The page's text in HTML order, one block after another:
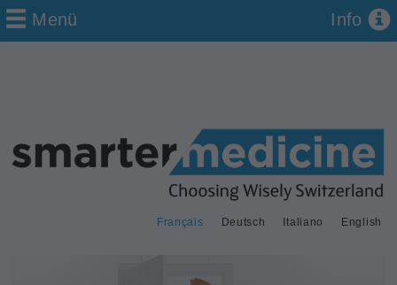
Deutsch
Français Italiano English
Menü Info